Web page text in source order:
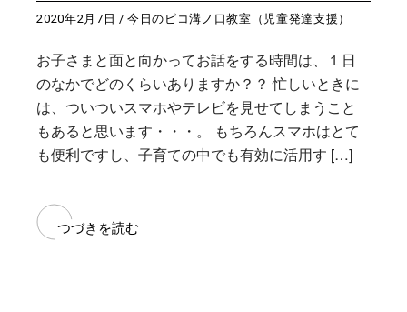
2020年2月7日 今日のピコ溝ノ口教室（児童発達支援）
お子さまと面と向かってお話をする時間は、１日
のなかでどのくらいありますか？？ 忙しいときに
は、ついついスマホやテレビを見せてしまうこと
もあると思います・・・。 もちろんスマホはとて
も便利ですし、子育ての中でも有効に活用す […]
つづきを読む